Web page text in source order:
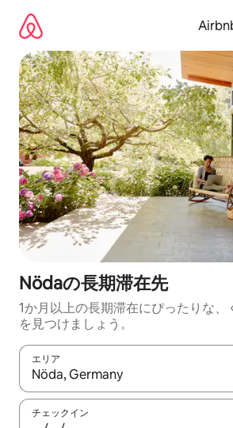
Nödaの長期滞在先
1か月以上の長期滞在にぴったりな
を見つけましょう。
エリア
検索結果が表示されたら、上下の矢印
チェックイン